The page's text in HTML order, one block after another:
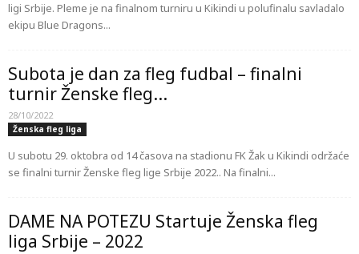
ligi Srbije. Pleme je na finalnom turniru u Kikindi u polufinalu savladalo
ekipu Blue Dragons...
Subota je dan za fleg fudbal – finalni
turnir Ženske fleg...
28/10/2022
Ženska fleg liga
U subotu 29. oktobra od 14 časova na stadionu FK Žak u Kikindi održaće
se finalni turnir Ženske fleg lige Srbije 2022.. Na finalni...
DAME NA POTEZU Startuje Ženska fleg
liga Srbije – 2022